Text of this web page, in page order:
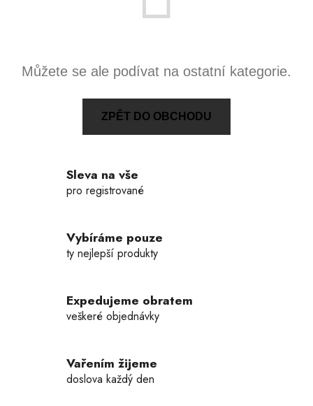
Můžete se ale podívat na ostatní kategorie.
ZPĚT DO OBCHODU
Sleva na vše
pro registrované
Vybíráme pouze
ty nejlepší produkty
Expedujeme obratem
veškeré objednávky
Vařením žijeme
doslova každý den